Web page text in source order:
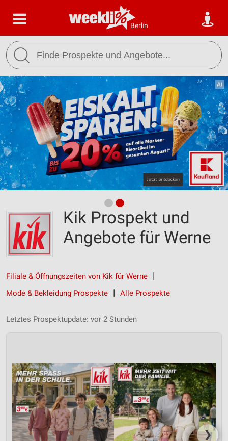
Berlin
Kik Prospekt und
Angebote für Werne
Filiale & Öffnungszeiten von Kik für Werne
Mode & Bekleidung Prospekte
Alle Prospekte
Letztes Prospektupdate: vor 2 Stunden
❯